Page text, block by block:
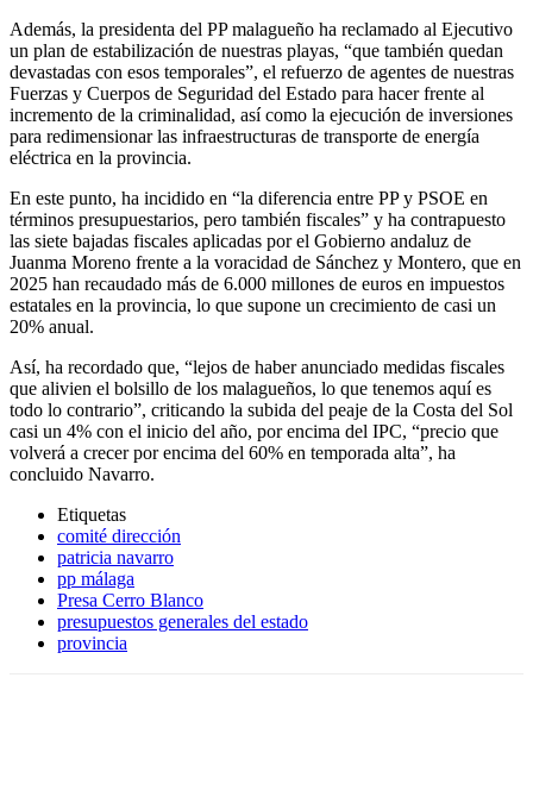
Además, la presidenta del PP malagueño ha reclamado al Ejecutivo
un plan de estabilización de nuestras playas, “que también quedan
devastadas con esos temporales”, el refuerzo de agentes de nuestras
Fuerzas y Cuerpos de Seguridad del Estado para hacer frente al
incremento de la criminalidad, así como la ejecución de inversiones
para redimensionar las infraestructuras de transporte de energía
eléctrica en la provincia.
En este punto, ha incidido en “la diferencia entre PP y PSOE en
términos presupuestarios, pero también fiscales” y ha contrapuesto
las siete bajadas fiscales aplicadas por el Gobierno andaluz de
Juanma Moreno frente a la voracidad de Sánchez y Montero, que en
2025 han recaudado más de 6.000 millones de euros en impuestos
estatales en la provincia, lo que supone un crecimiento de casi un
20% anual.
Así, ha recordado que, “lejos de haber anunciado medidas fiscales
que alivien el bolsillo de los malagueños, lo que tenemos aquí es
todo lo contrario”, criticando la subida del peaje de la Costa del Sol
casi un 4% con el inicio del año, por encima del IPC, “precio que
volverá a crecer por encima del 60% en temporada alta”, ha
concluido Navarro.
Etiquetas
comité dirección
patricia navarro
pp málaga
Presa Cerro Blanco
presupuestos generales del estado
provincia